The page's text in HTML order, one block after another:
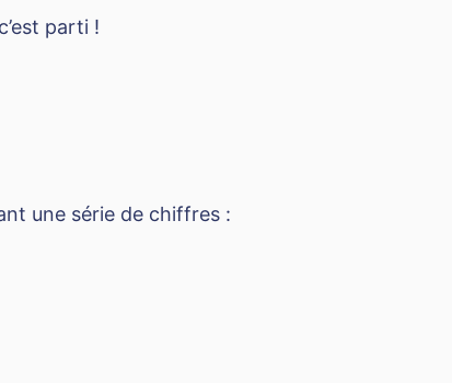
parti !
une série de chiffres :